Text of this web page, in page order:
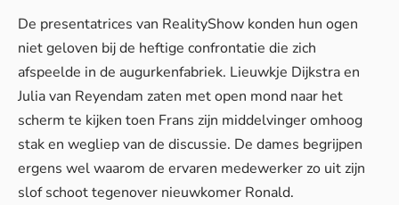
De presentatrices van RealityShow konden hun ogen
niet geloven bij de heftige confrontatie die zich
afspeelde in de augurkenfabriek. Lieuwkje Dijkstra en
Julia van Reyendam zaten met open mond naar het
scherm te kijken toen Frans zijn middelvinger omhoog
stak en wegliep van de discussie. De dames begrijpen
ergens wel waarom de ervaren medewerker zo uit zijn
slof schoot tegenover nieuwkomer Ronald.